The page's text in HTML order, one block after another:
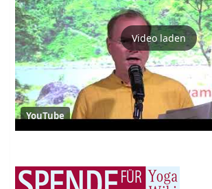
Video laden
YouTube